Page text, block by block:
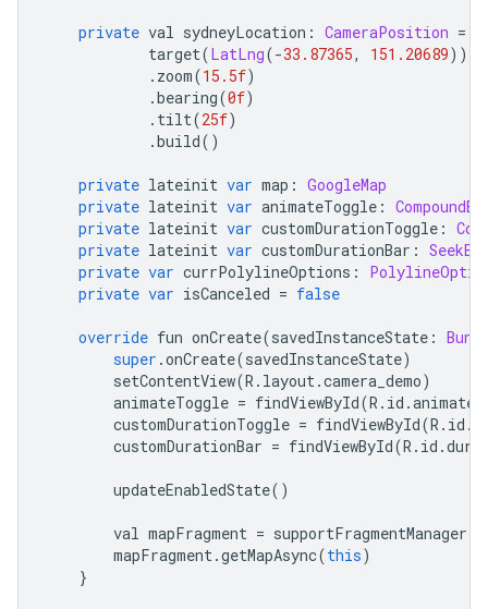
private val sydneyLocation : CameraPosition =
target(LatLng(-33.87365, 151.20689))
. zoom(15.5f)
.bearing(0f)
. tilt(25f)
.build()
private lateinit var map : GoogleMap
private lateinit var animateToggle :
private lateinit var customDurationToggle :
private lateinit var customDurationBar :
private var currPolylineOptions :
private var isCanceled = false
override fun onCreate(savedInstanceState :
super .onCreate(savedInstanceState)
setContentView(R . layout.camera_demo)
animateToggle = findViewById(R . id .animate
customDurationToggle = findViewById(R . id .
customDurationBar = findViewById(R . id .
updateEnabledState()
val mapFragment = supportFragmentManager
mapFragment.getMapAsync(this)
}